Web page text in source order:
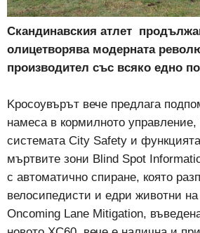
Скандинавския атлет
олицетворява модерната
производител със всяко едно
Kросоувърът вече предлага
намеса в кормилното управление,
системата City Safety и
мъртвите зони Blind Spot
с автоматично спиране, която
велосипедисти и едри животни
Oncoming Lane Mitigation,